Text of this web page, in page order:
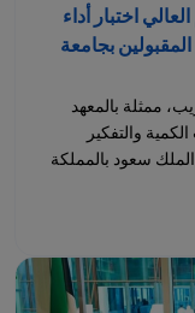
اختبار أداء
بجامعة
ممثلة بالمعهد
والتفكير
سعود بالمملكة